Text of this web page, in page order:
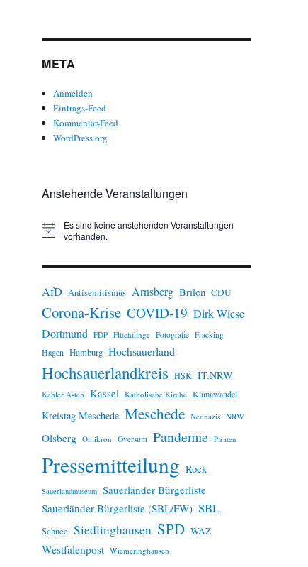
META
Anmelden
Eintrags-Feed
Kommentar-Feed
WordPress.org
Anstehende Veranstaltungen
H
w
Es sind keine anstehenden Veranstaltungen
vorhanden.
AfD Antisemitismus Arnsberg Brilon CDU
Corona-Krise COVID-19 Dirk Wiese
Dortmund FDP Flüchtlinge Fotografie Fracking
Hagen Hamburg Hochsauerland
Hochsauerlandkreis HSK IT.NRW
Kahler Asten Kassel Katholische Kirche Klimawandel
Kreistag Meschede Meschede Neonazis NRW
Olsberg Omikron Oversum Pandemie Piraten
Pressemitteilung Rock
Sauerlandmuseum Sauerländer Bürgerliste
Sauerländer Bürgerliste (SBL/FW) SBL
Schnee Siedlinghausen SPD WAZ
Westfalenpost Wiemeringhausen